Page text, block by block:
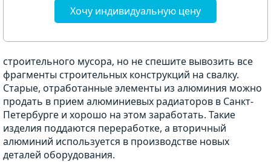
Хочу индивидуальную цену
строительного мусора, но не спешите вывозить все
фрагменты строительных конструкций на свалку.
Старые, отработанные элементы из алюминия можно
продать в прием алюминиевых радиаторов в Санкт-
Петербурге и хорошо на этом заработать. Такие
изделия поддаются переработке, а вторичный
алюминий используется в производстве новых
деталей оборудования.